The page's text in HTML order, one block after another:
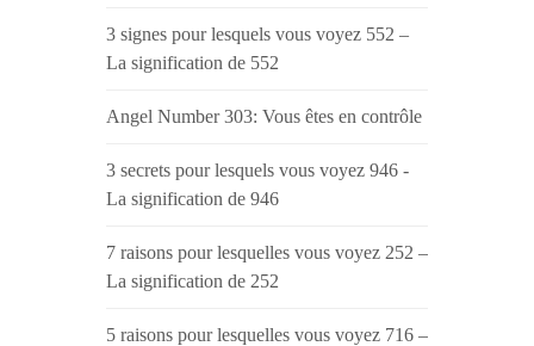
3 signes pour lesquels vous voyez 552 –
La signification de 552
Angel Number 303: Vous êtes en contrôle
3 secrets pour lesquels vous voyez 946 -
La signification de 946
7 raisons pour lesquelles vous voyez 252 –
La signification de 252
5 raisons pour lesquelles vous voyez 716 –